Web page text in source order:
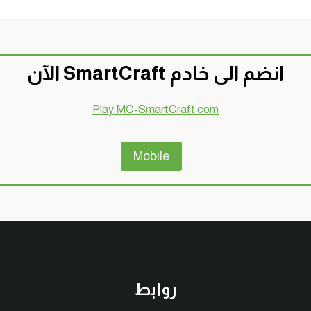
انضم الى خادم SmartCraft الآن
Play.MC-SmartCraft.com
Mobile
روابط